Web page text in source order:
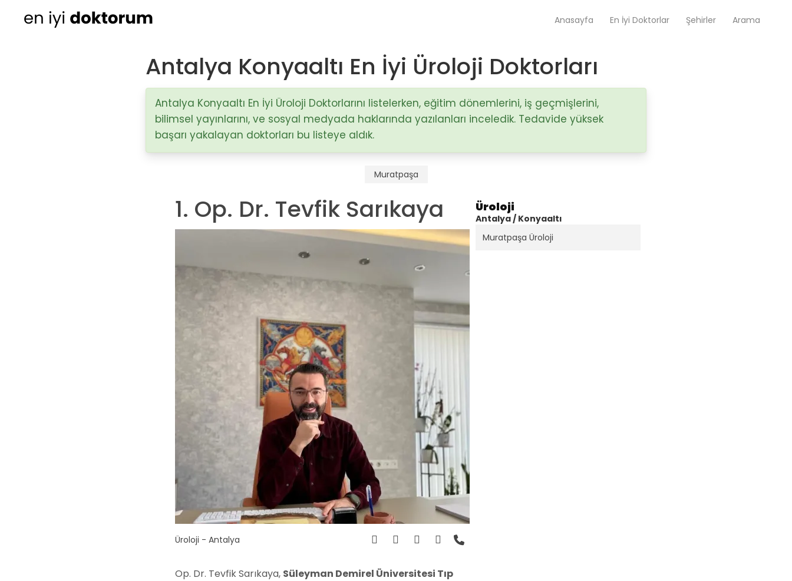
Anasayfa En İyi Doktorlar Şehirler Arama
Kadın Doğum
Ortopedi
Cildiye (Dermatoloji)
Kulak Burun Boğaz hastalıkları
Diğer Branşlar
Op. Dr. Mustafa Sağlam
Doç. Dr. Hakan Nazik
Gaziantep / Şehitkamil
Antalya Konyaaltı En İyi Üroloji Doktorları
Antalya Konyaaltı En İyi Üroloji Doktorlarını listelerken, eğitim dönemlerini, iş geçmişlerini,
bilimsel yayınlarını, ve sosyal medyada haklarında yazılanları inceledik. Tedavide yüksek
başarı yakalayan doktorları bu listeye aldık.
Muratpaşa
Üroloji
Antalya / Konyaaltı
Muratpaşa Üroloji
1. Op. Dr. Tevfik Sarıkaya
Üroloji - Antalya
Op. Dr. Tevfik Sarıkaya, Süleyman Demirel Üniversitesi Tıp